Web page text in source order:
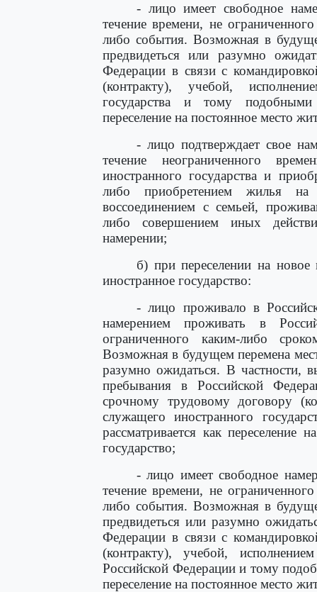
- лицо имеет свободное
течение времени, не
либо события. Возможная в
предвидеться или разумно
Федерации в связи с
(контракту), учебой,
государства и тому подобными
переселение на постоянное место
- лицо подтверждает свое
течение неограниченного
иностранного государства и
либо приобретением жилья на
воссоединением с семьей,
либо совершением иных
намерении;
б) при переселении на новое
иностранное государство:
- лицо проживало в
намерением проживать в
ограниченного каким-либо
Возможная в будущем перемена
разумно ожидаться. В частности,
пребывания в Российской
срочному трудовому договору
служащего иностранного
рассматривается как переселение
государство;
- лицо имеет свободное
течение времени, не
либо события. Возможная в
предвидеться или разумно
Федерации в связи с
(контракту), учебой,
Российской Федерации и тому
переселение на постоянное место